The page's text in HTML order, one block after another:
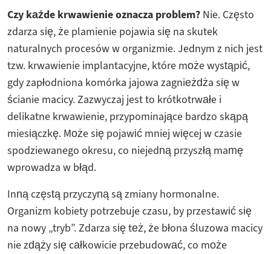
Czy każde krwawienie oznacza problem? Nie. Często
zdarza się, że plamienie pojawia się na skutek
naturalnych procesów w organizmie. Jednym z nich jest
tzw. krwawienie implantacyjne, które może wystąpić,
gdy zapłodniona komórka jajowa zagnieżdża się w
ścianie macicy. Zazwyczaj jest to krótkotrwałe i
delikatne krwawienie, przypominające bardzo skąpą
miesiączkę. Może się pojawić mniej więcej w czasie
spodziewanego okresu, co niejedną przyszłą mamę
wprowadza w błąd.
Inną częstą przyczyną są zmiany hormonalne.
Organizm kobiety potrzebuje czasu, by przestawić się
na nowy „tryb”. Zdarza się też, że błona śluzowa macicy
nie zdąży się całkowicie przebudować, co może